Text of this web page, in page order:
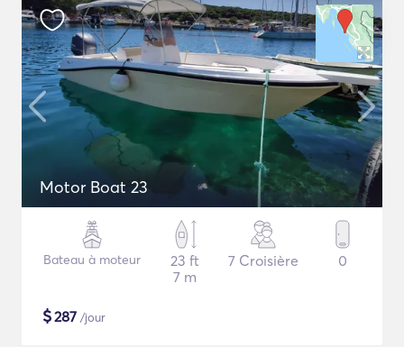
Motor Boat 23
Bateau à moteur
23 ft
7 m
7 Croisière 0
$287 /jour